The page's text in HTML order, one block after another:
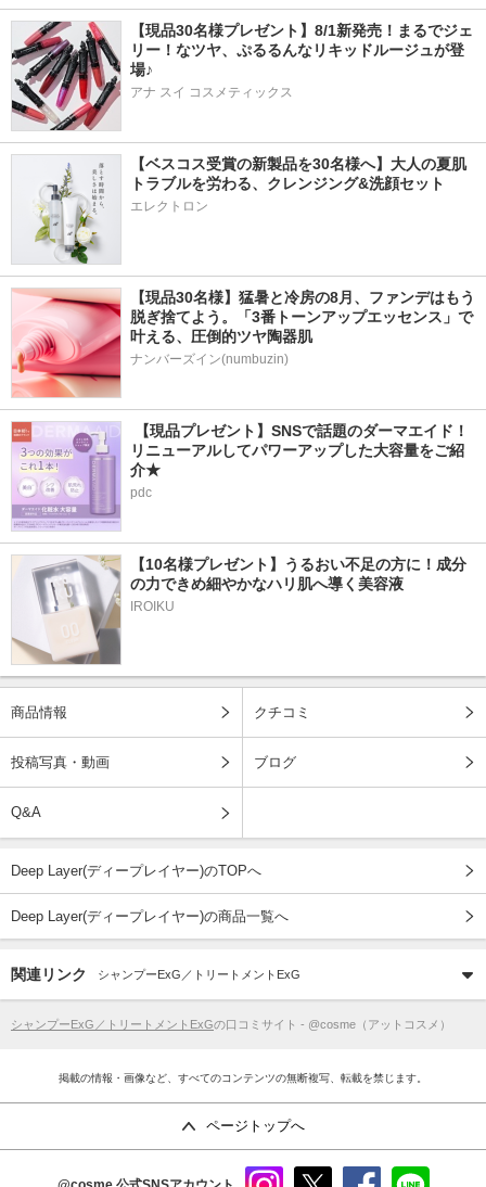
【現品30名様プレゼント】8/1新発売！まるでジェ
リー！なツヤ、ぷるるんなリキッドルージュが登
場♪
アナ スイ コスメティックス
【ベスコス受賞の新製品を30名様へ】大人の夏肌
トラブルを労わる、クレンジング&洗顔セット
エレクトロン
【現品30名様】猛暑と冷房の8月、ファンデはもう
脱ぎ捨てよう。「3番トーンアップエッセンス」で
叶える、圧倒的ツヤ陶器肌
ナンバーズイン(numbuzin)
【現品プレゼント】SNSで話題のダーマエイド！
リニューアルしてパワーアップした大容量をご紹
介★
pdc
【10名様プレゼント】うるおい不足の方に！成分
の力できめ細やかなハリ肌へ導く美容液
IROIKU
商品情報 クチコミ
投稿写真・動画 ブログ
Q&A
Deep Layer(ディープレイヤー)のTOPへ
Deep Layer(ディープレイヤー)の商品一覧へ
関連リンク シャンプーExG／トリートメントExG
シャンプーExG／トリートメントExGの口コミサイト - @cosme（アットコスメ）
掲載の情報・画像など、すべてのコンテンツの無断複写、転載を禁じます。
ページトップへ